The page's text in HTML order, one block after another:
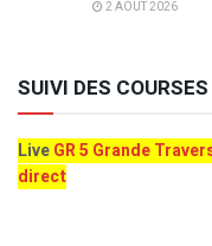
2 AOÛT 2026
SUIVI DES
LiveGR 5 Grande
direct